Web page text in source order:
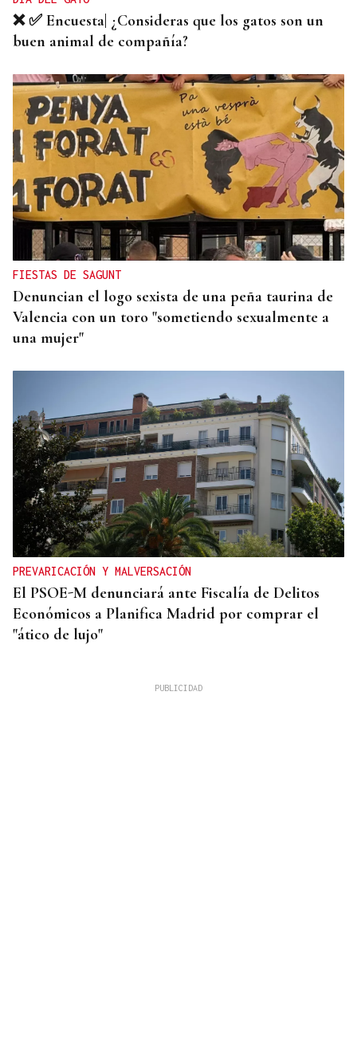
❌ ✅ Encuesta| ¿Consideras que los gatos son un
buen animal de compañía?
FIESTAS DE SAGUNT
Denuncian el logo sexista de una peña taurina de
Valencia con un toro "sometiendo sexualmente a
una mujer"
PREVARICACIÓN Y MALVERSACIÓN
El PSOE-M denunciará ante Fiscalía de Delitos
Económicos a Planifica Madrid por comprar el
"ático de lujo"